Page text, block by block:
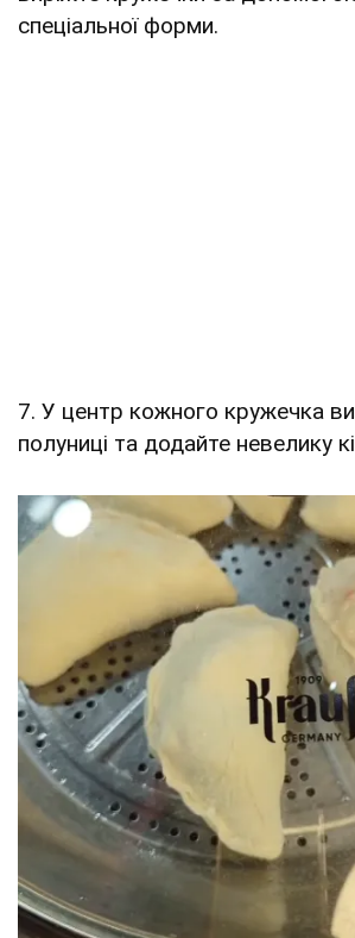
спеціальної форми.
7. У центр кожного кружечка
полуниці та додайте невелику